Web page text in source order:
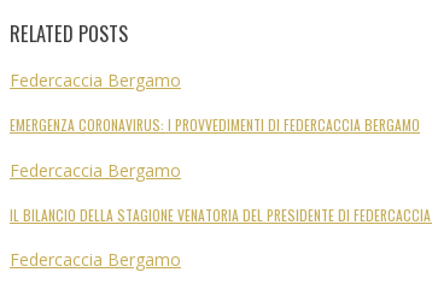
RELATED POSTS
Federcaccia Bergamo
EMERGENZA CORONAVIRUS: I PROVVEDIMENTI DI FEDERCACCIA BERGAMO
Federcaccia Bergamo
IL BILANCIO DELLA STAGIONE VENATORIA DEL PRESIDENTE DI
Federcaccia Bergamo